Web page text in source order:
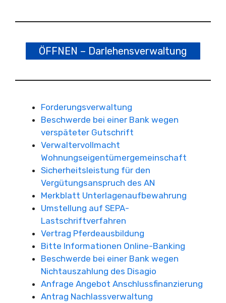
ÖFFNEN – Darlehensverwaltung
Forderungsverwaltung
Beschwerde bei einer Bank wegen
verspäteter Gutschrift
Verwaltervollmacht
Wohnungseigentümergemeinschaft
Sicherheitsleistung für den
Vergütungsanspruch des AN
Merkblatt Unterlagenaufbewahrung
Umstellung auf SEPA-
Lastschriftverfahren
Vertrag Pferdeausbildung
Bitte Informationen Online-Banking
Beschwerde bei einer Bank wegen
Nichtauszahlung des Disagio
Anfrage Angebot Anschlussfinanzierung
Antrag Nachlassverwaltung